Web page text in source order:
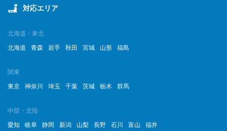
対応エリア
北海道・東北
北海道
青森 岩手 秋田 宮城 山形 福島
関東
東京
神奈川 埼玉 千葉 茨城 栃木 群馬
中部・北陸
愛知
岐阜 静岡 新潟 山梨 長野 石川 富山 福井